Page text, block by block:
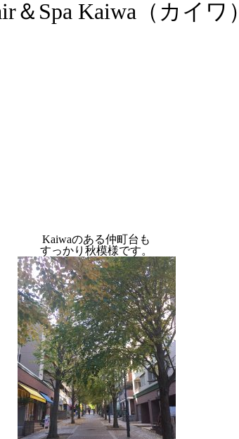
Spa Kaiwa（カイワ）
Kaiwaのある仲町台も
すっかり秋模様です。